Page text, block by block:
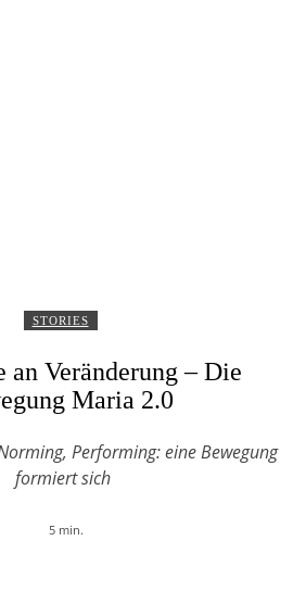
STORIES
an Veränderung – Die
Maria 2.0
Performing: eine Bewegung
formiert sich
5min.